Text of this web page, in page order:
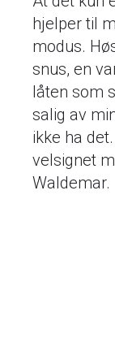
hjelper til
modus.
snus, en
låten som
salig av
ikke ha
velsignet
Waldemar.